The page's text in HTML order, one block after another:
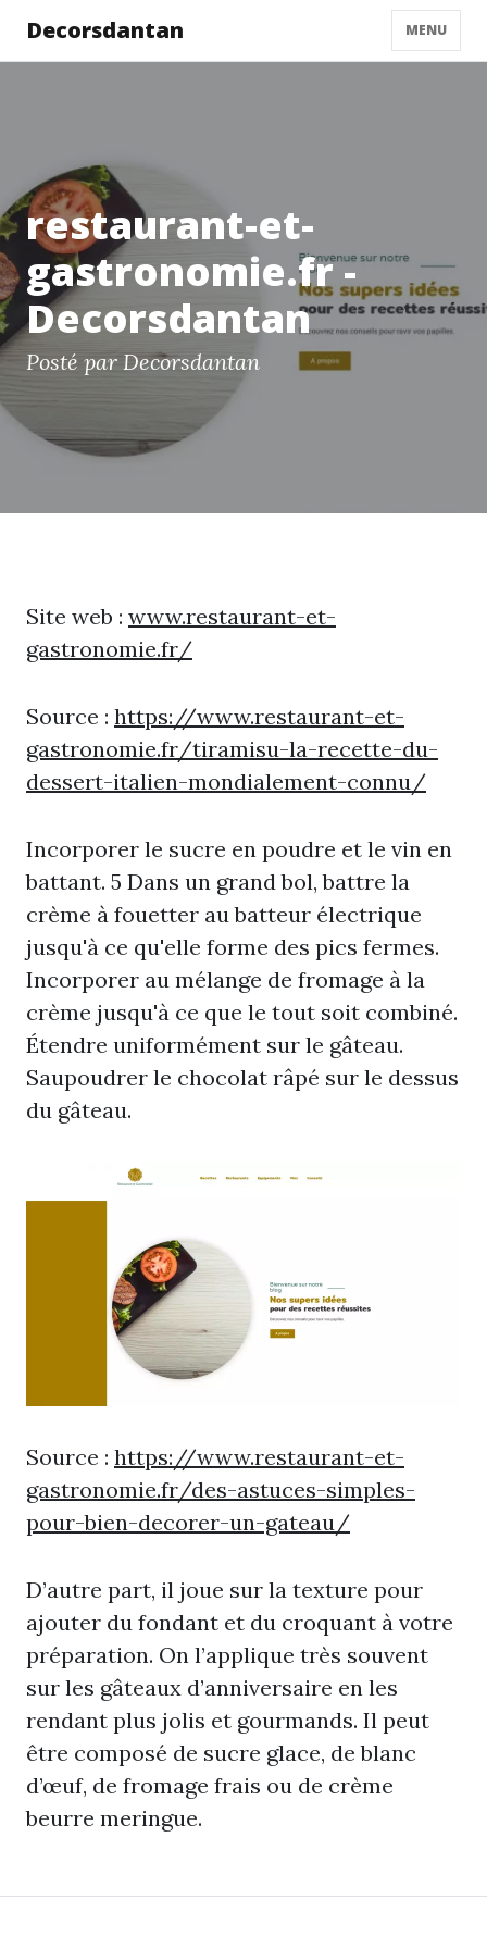
Decorsdantan MENU
restaurant-et-
gastronomie.fr -
Decorsdantan
Posté par Decorsdantan
Site web : www.restaurant-et-
gastronomie.fr/
Source : https://www.restaurant-et-
gastronomie.fr/tiramisu-la-recette-du-
dessert-italien-mondialement-connu/
Incorporer le sucre en poudre et le vin en
battant. 5 Dans un grand bol, battre la
crème à fouetter au batteur électrique
jusqu'à ce qu'elle forme des pics fermes.
Incorporer au mélange de fromage à la
crème jusqu'à ce que le tout soit combiné.
Étendre uniformément sur le gâteau.
Saupoudrer le chocolat râpé sur le dessus
du gâteau.
Source : https://www.restaurant-et-
gastronomie.fr/des-astuces-simples-
pour-bien-decorer-un-gateau/
D’autre part, il joue sur la texture pour
ajouter du fondant et du croquant à votre
préparation. On l’applique très souvent
sur les gâteaux d’anniversaire en les
rendant plus jolis et gourmands. Il peut
être composé de sucre glace, de blanc
d’œuf, de fromage frais ou de crème
beurre meringue.